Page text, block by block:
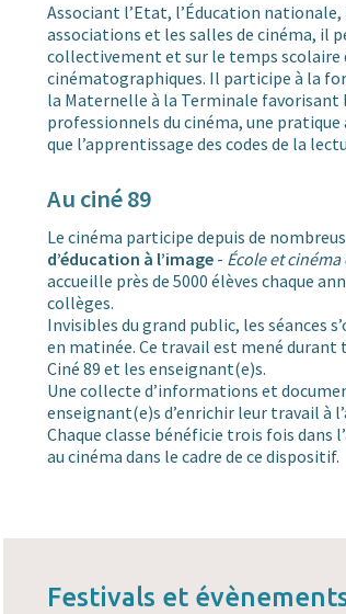
Associant l’Etat, l’Éducation
associations et les salles de cinéma, il
collectivement et sur le temps scolaire
cinématographiques. Il participe à la
la Maternelle à la Terminale favorisant
professionnels du cinéma, une
que l’apprentissage des codes de la
Au ciné 89
Le cinéma participe depuis de
d’éducation à l’image - École et
accueille près de 5000 élèves chaque
collèges.
Invisibles du grand public, les séances
en matinée. Ce travail est mené durant
Ciné 89 et les enseignant(e)s.
Une collecte d’informations et
enseignant(e)s d’enrichir leur travail à
Chaque classe bénéficie trois fois dans
au cinéma dans le cadre de ce dispositif.
Festivals et